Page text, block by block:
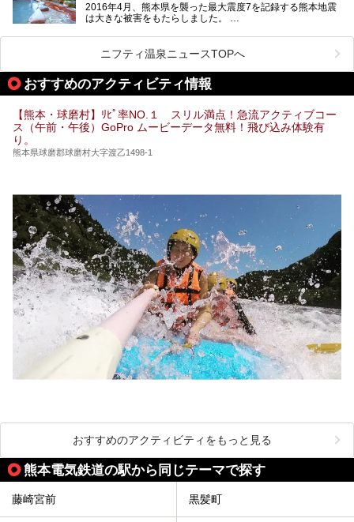
出すスーパー銭湯が豊富です。なかでも注目のスーパー銭湯
をピックアップしました。
2016年4月、熊本県を襲った最大震度7を記録する熊本地震
は大きな被害をもたらしました。
阿蘇山麓の南阿蘇村の「地獄温泉 清風荘」、そして「清風
荘」から400mほど離れた「垂玉（たるたま）温泉 山口旅
館」の2軒は、この地震による土砂崩れなどのために、一時
期は孤立状態に。もしかしたらこの時のニュースで、「地獄
温泉」と「垂玉温泉」の名前を知った人もいるかもしれませ
ん。
この2軒は今どうなっているのでしょうか。実は現在は「地
獄温泉 青風荘．」「垂玉温泉 瀧日和」として営業を再開し
します。
ニフティ温泉ニュースTOPへ
おすすめのアクティビティ情報
【熊本・球磨村】ﾘﾋﾟ率NO.１ スリル満点！急流アクティブコー
ス（午前・午後）GoPro ムービーデータ無料！飛び込み体験有
り。
熊本県球磨郡球磨村大字渡乙1498-1
おすすめのアクティビティをもっと見る
熊本電気鉄道の駅から同じテーマで探す
藤崎宮前 黒髪町